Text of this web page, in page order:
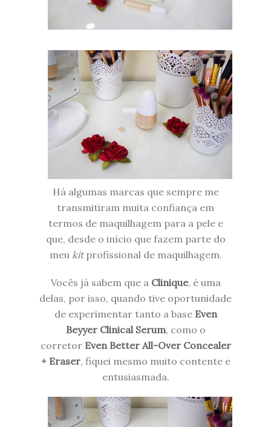
Há algumas marcas que sempre me
transmitiram muita confiança em
termos de maquilhagem para a pele e
que, desde o início que fazem parte do
meu kitprofissional de maquilhagem.
Vocês já sabem que a Clinique, é uma
delas, por isso, quando tive oportunidade
de experimentar tanto a base Even
Beyyer Clinical Serum, como o
corretor Even Better All-Over Concealer
+ Eraser, fiquei mesmo muito contente e
entusiasmada.